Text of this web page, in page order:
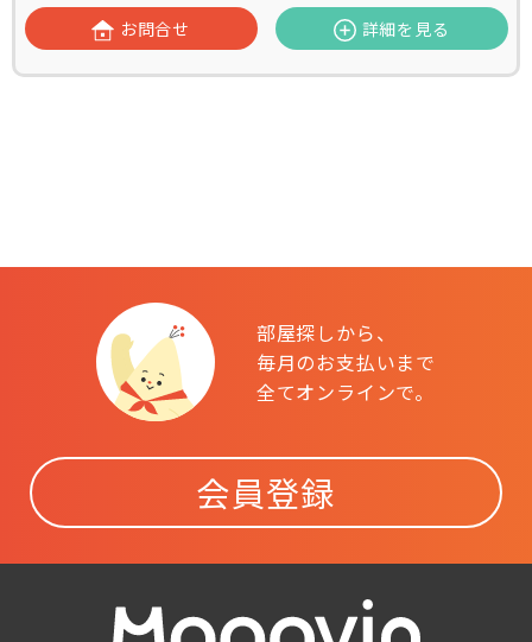
お問合せ 詳細を見る
部屋探しから、
毎月のお支払いまで
全てオンラインで。
会員登録